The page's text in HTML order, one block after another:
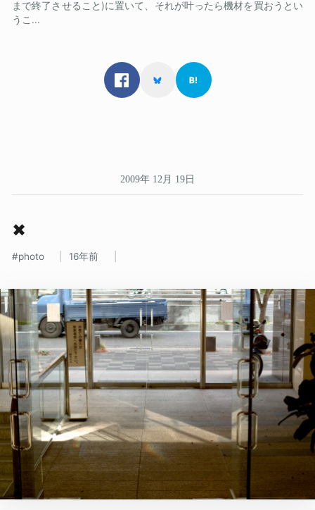
まで終了させること)に置いて、それが叶ったら機材を買おうとい
うこ...
2009年 12月 19日
✖
photo 16年前